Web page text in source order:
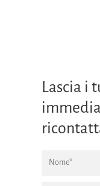
Lascia i